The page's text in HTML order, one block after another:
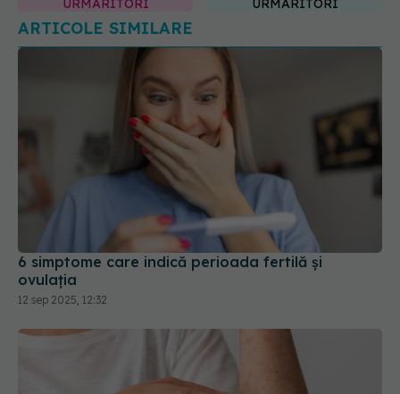
URMĂRITORI URMĂRITORI
ARTICOLE SIMILARE
6 simptome care indică perioada fertilă și
ovulația
12 sep 2025, 12:32